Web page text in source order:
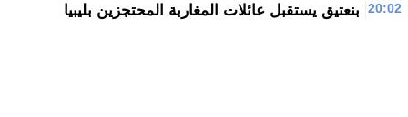
20:02 بنعتيق يستقبل عائلات المغاربة المحتجزين بليبيا